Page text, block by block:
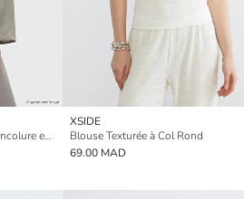
Blouse en mélange de modal à encolure en V avec détail noué
XSIDE
Blouse Texturée à Col Rond
69.00 MAD